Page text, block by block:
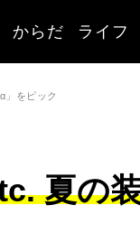
からだ ライフ
」をピック
夏の